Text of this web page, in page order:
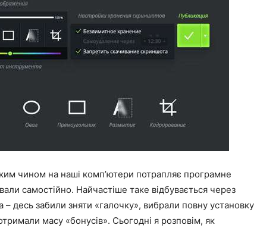
чином на наші комп’ютери потрапляє програмне
самостійно. Найчастіше таке відбувається через
– десь забили зняти «галочку», вибрали повну установку
масу «бонусів». Сьогодні я розповім, як